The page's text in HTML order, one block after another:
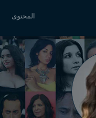
المحتوى